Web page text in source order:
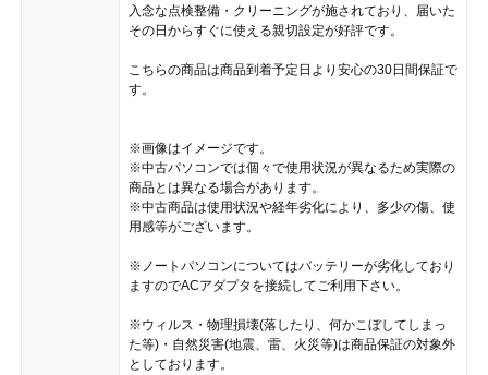
入念な点検整備・クリーニングが施されており、届いた
その日からすぐに使える親切設定が好評です。
こちらの商品は商品到着予定日より安心の30日間保証で
す。
※画像はイメージです。
※中古パソコンでは個々で使用状況が異なるため実際の
商品とは異なる場合があります。
※中古商品は使用状況や経年劣化により、多少の傷、使
用感等がございます。
※ノートパソコンについてはバッテリーが劣化しており
ますのでACアダプタを接続してご利用下さい。
※ウィルス・物理損壊(落したり、何かこぼしてしまっ
た等)・自然災害(地震、雷、火災等)は商品保証の対象外
としております。